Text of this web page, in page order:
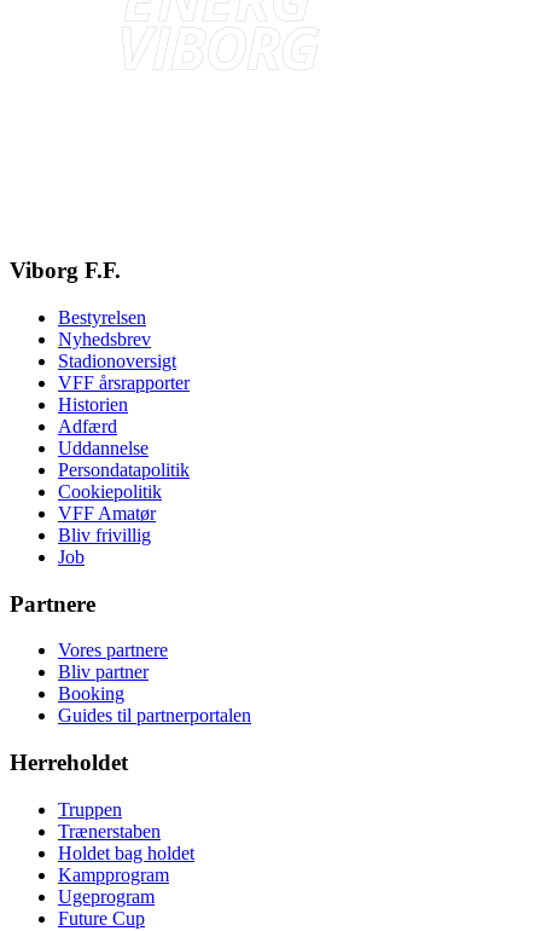
Viborg F.F.
Bestyrelsen
Nyhedsbrev
Stadionoversigt
VFF årsrapporter
Historien
Adfærd
Uddannelse
Persondatapolitik
Cookiepolitik
VFF Amatør
Bliv frivillig
Job
Partnere
Vores partnere
Bliv partner
Booking
Guides til partnerportalen
Herreholdet
Truppen
Trænerstaben
Holdet bag holdet
Kampprogram
Ugeprogram
Future Cup